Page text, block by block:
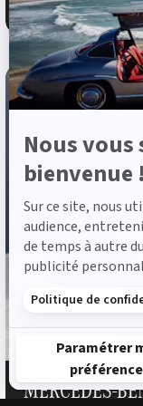
Axeptio
Nous
bienvenue !
Sur ce site, nous
audience,
de temps à autre
publicité
Politique de
Paramétrer
Axeptio consent
Plateforme de
ou à partir de976 €/
MERCEDES-